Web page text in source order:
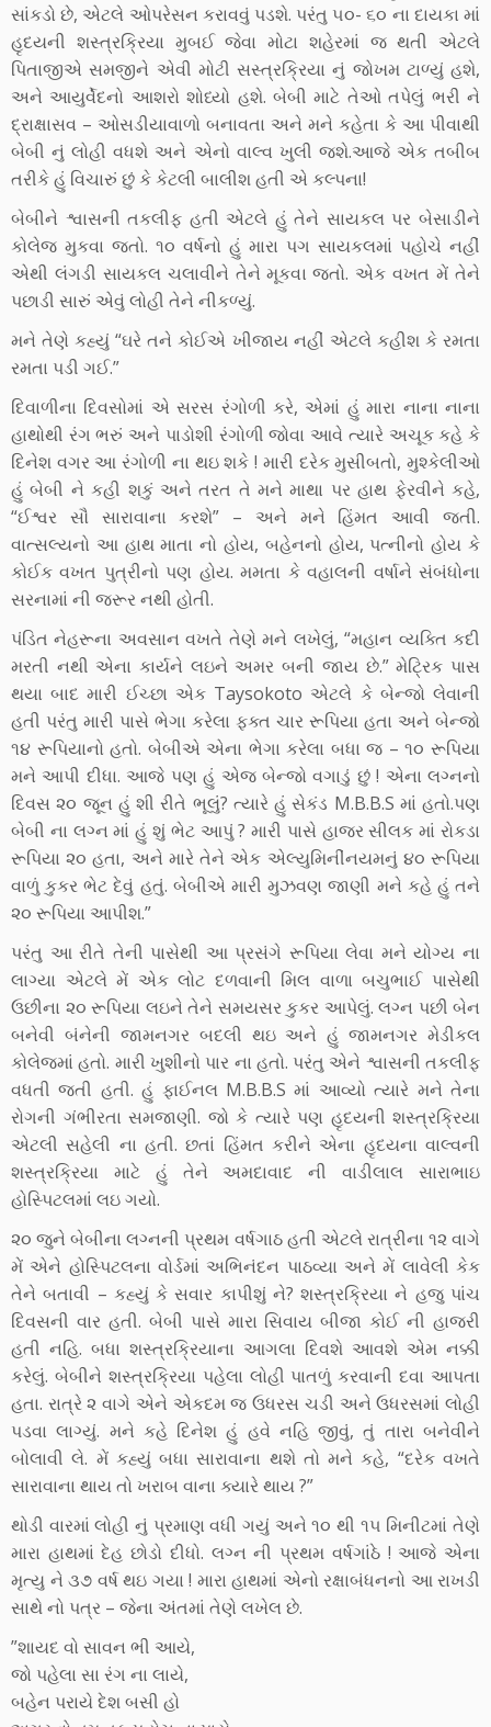
સાંકડો છે, એટલે ઓપરેસન કરાવવું પડશે. પરંતુ ૫૦- ૬૦ ના દાયકા માં
હૃદયની શસ્ત્રક્રિયા મુબઈ જેવા મોટા શહેરમાં જ થતી એટલે
પિતાજીએ સમજીને એવી મોટી સસ્ત્રક્રિયા નું જોખમ ટાળ્યું હશે,
અને આયુર્વેદનો આશરો શોધ્યો હશે. બેબી માટે તેઓ તપેલું ભરી ને
દ્રાક્ષાસવ – ઓસડીયાવાળો બનાવતા અને મને કહેતા કે આ પીવાથી
બેબી નું લોહી વધશે અને એનો વાલ્વ ખુલી જશે.આજે એક તબીબ
તરીકે હું વિચારું છું કે કેટલી બાલીશ હતી એ કલ્પના!
બેબીને શ્વાસની તકલીફ હતી એટલે હું તેને સાયકલ પર બેસાડીને
કોલેજ મુકવા જતો. ૧૦ વર્ષનો હું મારા પગ સાયકલમાં પહોચે નહીં
એથી લંગડી સાયકલ ચલાવીને તેને મૂકવા જતો. એક વખત મેં તેને
પછાડી સારું એવું લોહી તેને નીકળ્યું.
મને તેણે કહ્યું “ઘરે તને કોઈએ ખીજાય નહીં એટલે કહીશ કે રમતા
રમતા પડી ગઈ.”
દિવાળીના દિવસોમાં એ સરસ રંગોળી કરે, એમાં હું મારા નાના નાના
હાથોથી રંગ ભરું અને પાડોશી રંગોળી જોવા આવે ત્યારે અચૂક કહે કે
દિનેશ વગર આ રંગોળી ના થઇ શકે ! મારી દરેક મુસીબતો, મુશ્કેલીઓ
હું બેબી ને કહી શકું અને તરત તે મને માથા પર હાથ ફેરવીને કહે,
“ઈશ્વર સૌ સારાવાના કરશે” – અને મને હિંમત આવી જતી.
વાત્સલ્યનો આ હાથ માતા નો હોય, બહેનનો હોય, પત્નીનો હોય કે
કોઈક વખત પુત્રીનો પણ હોય. મમતા કે વહાલની વર્ષાને સંબંધોના
સરનામાં ની જરૂર નથી હોતી.
પંડિત નેહરૂના અવસાન વખતે તેણે મને લખેલું, “મહાન વ્યક્તિ કદી
મરતી નથી એના કાર્યને લઇને અમર બની જાય છે.” મેટ્રિક પાસ
થયા બાદ મારી ઈચ્છા એક Taysokoto એટલે કે બેન્જો લેવાની
હતી પરંતુ મારી પાસે ભેગા કરેલા ફક્ત ચાર રૂપિયા હતા અને બેન્જો
૧૪ રૂપિયાનો હતો. બેબીએ એના ભેગા કરેલા બધા જ – ૧૦ રૂપિયા
મને આપી દીધા. આજે પણ હું એજ બેન્જો વગાડું છું ! એના લગ્નનો
દિવસ ૨૦ જૂન હું શી રીતે ભૂલું? ત્યારે હું સેકંડ M.B.B.S માં હતો.પણ
બેબી ના લગ્ન માં હું શું ભેટ આપું ? મારી પાસે હાજર સીલક માં રોકડા
રૂપિયા ૨૦ હતા, અને મારે તેને એક એલ્યુમિનીંનયમનું ૪૦ રૂપિયા
વાળું કુકર ભેટ દેવું હતું. બેબીએ મારી મુઝવણ જાણી મને કહે હું તને
૨૦ રૂપિયા આપીશ.”
પરંતુ આ રીતે તેની પાસેથી આ પ્રસંગે રૂપિયા લેવા મને યોગ્ય ના
લાગ્યા એટલે મેં એક લોટ દળવાની મિલ વાળા બચુભાઈ પાસેથી
ઉછીના ૨૦ રૂપિયા લઇને તેને સમયસર કુકર આપેલું. લગ્ન પછી બેન
બનેવી બંનેની જામનગર બદલી થઇ અને હું જામનગર મેડીકલ
કોલેજમાં હતો. મારી ખુશીનો પાર ના હતો. પરંતુ એને શ્વાસની તકલીફ
વધતી જતી હતી. હું ફાઈનલ M.B.B.S માં આવ્યો ત્યારે મને તેના
રોગની ગંભીરતા સમજાણી. જો કે ત્યારે પણ હૃદયની શસ્ત્રક્રિયા
એટલી સહેલી ના હતી. છતાં હિંમત કરીને એના હૃદયના વાલ્વની
શસ્ત્રક્રિયા માટે હું તેને અમદાવાદ ની વાડીલાલ સારાભાઇ
હોસ્પિટલમાં લઇ ગયો.
૨૦ જુને બેબીના લગ્નની પ્રથમ વર્ષગાઠ હતી એટલે રાત્રીના ૧૨ વાગે
મેં એને હોસ્પિટલના વોર્ડમાં અભિનંદન પાઠવ્યા અને મેં લાવેલી કેક
તેને બતાવી – કહ્યું કે સવાર કાપીશું ને? શસ્ત્રક્રિયા ને હજુ પાંચ
દિવસની વાર હતી. બેબી પાસે મારા સિવાય બીજા કોઈ ની હાજરી
હતી નહિ. બધા શસ્ત્રક્રિયાના આગલા દિવશે આવશે એમ નક્કી
કરેલું. બેબીને શસ્ત્રક્રિયા પહેલા લોહી પાતળું કરવાની દવા આપતા
હતા. રાત્રે ૨ વાગે એને એકદમ જ ઉધરસ ચડી અને ઉધરસમાં લોહી
પડવા લાગ્યું. મને કહે દિનેશ હું હવે નહિ જીવું, તું તારા બનેવીને
બોલાવી લે. મેં કહ્યું બધા સારાવાના થશે તો મને કહે, “દરેક વખતે
સારાવાના થાય તો ખરાબ વાના ક્યારે થાય ?”
થોડી વારમાં લોહી નું પ્રમાણ વધી ગયું અને ૧૦ થી ૧૫ મિનીટમાં તેણે
મારા હાથમાં દેહ છોડો દીધો. લગ્ન ની પ્રથમ વર્ષગાંઠે ! આજે એના
મૃત્યુ ને ૩૭ વર્ષ થઇ ગયા ! મારા હાથમાં એનો રક્ષાબંધનનો આ રાખડી
સાથે નો પત્ર – જેના અંતમાં તેણે લખેલ છે.
”શાયદ વો સાવન ભી આયે,
જો પહેલા સા રંગ ના લાયે,
બહેન પરાયે દેશ બસી હો